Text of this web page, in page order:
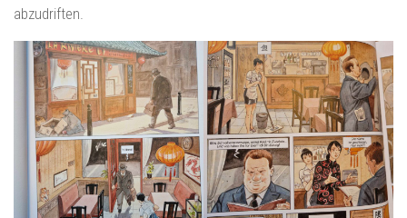
abzudriften.